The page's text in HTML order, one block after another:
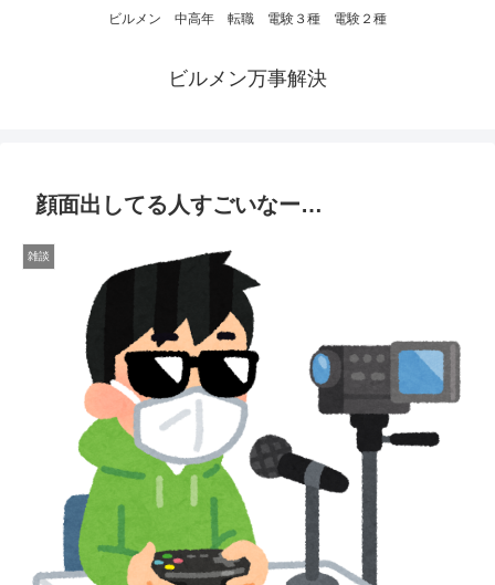
ビルメン 中高年 転職 電験３種 電験２種
ビルメン万事解決
顔面出してる人すごいなー…
雑談